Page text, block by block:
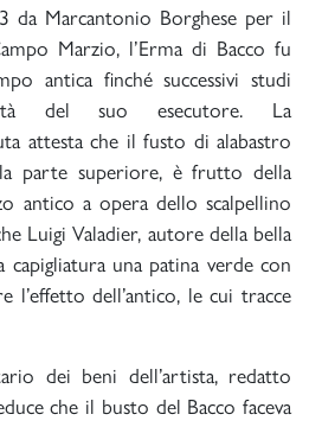
da Marcantonio Borghese per il
Marzio, l’Erma di Bacco fu
antica finché successivi studi
del suo esecutore. La
attesta che il fusto di alabastro
parte superiore, è frutto della
antico a opera dello scalpellino
Luigi Valadier, autore della bella
capigliatura una patina verde con
l’effetto dell’antico, le cui tracce
dei beni dell’artista, redatto
che il busto del Bacco faceva